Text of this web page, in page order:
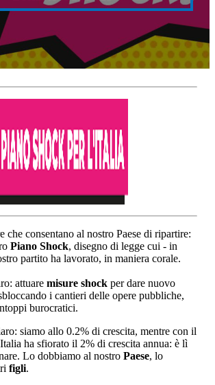
che consentano al nostro Paese di ripartire:
Piano Shock, disegno di legge cui - in
partito ha lavorato, in maniera corale.
attuare misure shock per dare nuovo
i cantieri delle opere pubbliche,
burocratici.
siamo allo 0.2% di crescita, mentre con il
ha sfiorato il 2% di crescita annua: è lì
Lo dobbiamo al nostro Paese, lo
figli.